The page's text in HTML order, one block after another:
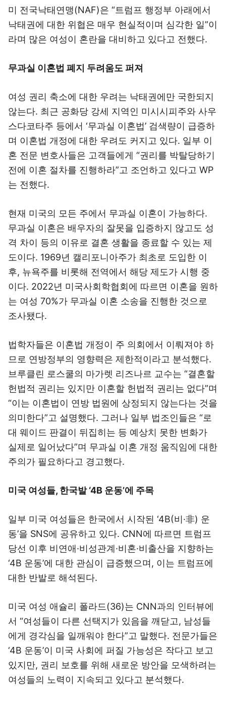
미 전국낙태연맹(NAF)은 “트럼프 행정부 아래에서
낙태권에 대한 위협은 매우 현실적이며 심각한 일”이
라며 많은 여성이 혼란을 대비하고 있다고 전했다.
무과실 이혼법 폐지 두려움도 퍼져
여성 권리 축소에 대한 우려는 낙태권에만 국한되지
않는다. 최근 공화당 강세 지역인 미시시피주와 사우
스다코타주 등에서 ‘무과실 이혼법’ 검색량이 급증하
며 이혼법 개정에 대한 우려도 커지고 있다. 일부 이
혼 전문 변호사들은 고객들에게 “권리를 박탈당하기
전에 이혼 절차를 진행하라”고 조언하고 있다고 WP
는 전했다.
현재 미국의 모든 주에서 무과실 이혼이 가능하다.
무과실 이혼은 배우자의 잘못을 입증하지 않고도 성
격 차이 등의 이유로 결혼 생활을 종료할 수 있는 제
도이다. 1969년 캘리포니아주가 최초로 도입한 이
후, 뉴욕주를 비롯해 전역에서 해당 제도가 시행 중
이다. 2022년 미국사회학협회에 따르면 이혼을 원하
는 여성 70%가 무과실 이혼 소송을 진행한 것으로
조사됐다.
법학자들은 이혼법 개정이 주 의회에서 이뤄져야 하
므로 연방정부의 영향력은 제한적이라고 분석했다.
브루클린 로스쿨의 마가렛 리즈나르 교수는 “결혼할
헌법적 권리는 있지만 이혼할 헌법적 권리는 없다”며
“이는 이혼법이 연방 법원에 상정되지 않는다는 것을
의미한다”고 설명했다. 그러나 일부 법조인들은 “로
대 웨이드 판결이 뒤집히는 등 예상치 못한 변화가
실제로 일어났다”며 무과실 이혼 개정 움직임에 대한
주의가 필요하다고 경고했다.
미국 여성들, 한국발 ‘4B 운동’에 주목
일부 미국 여성들은 한국에서 시작된 ‘4B(비·非) 운
동’을 SNS에 공유하고 있다. CNN에 따르면 트럼프
당선 이후 비연애·비성관계·비혼·비출산을 지향하는
‘4B 운동’에 대한 관심이 급증했으며, 이는 트럼프에
대한 반발로 해석된다.
미국 여성 애슐리 폴라드(36)는 CNN과의 인터뷰에
서 “여성들이 다른 선택지가 있음을 깨닫고, 남성들
에게 경각심을 일깨워야 한다”고 말했다. 전문가들은
‘4B 운동’이 미국 사회에 퍼질 가능성은 작다고 보고
있지만, 권리 보호를 위해 새로운 방안을 모색하려는
여성들의 노력이 지속되고 있다고 분석했다.